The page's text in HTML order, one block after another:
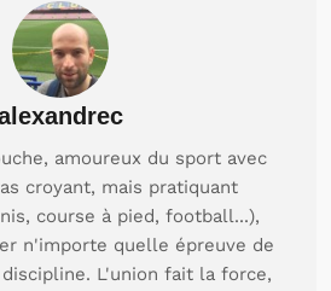
amoureux du sport avec
croyant, mais pratiquant
course à pied, football...),
n'importe quelle épreuve de
L'union fait la force,